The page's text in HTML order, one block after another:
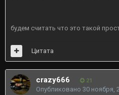
будем считать что это такой
Цитата
crazy666 21
Опубликовано 30 ноября,